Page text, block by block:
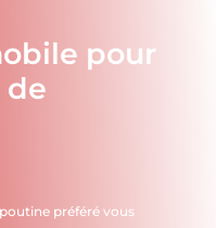
pour
de
préféré vous